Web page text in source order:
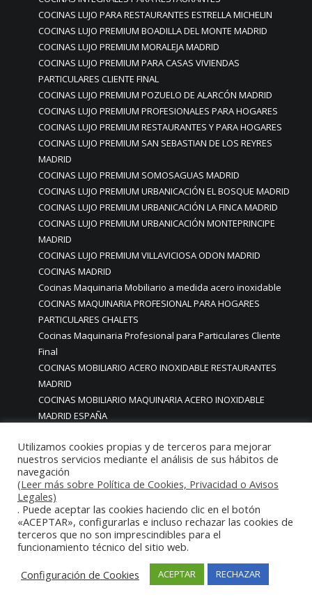
COCINAS LUJO PARA RESTAURANTES ESTRELLA MICHELIN
COCINAS LUJO PREMIUM BOADILLA DEL MONTE MADRID
COCINAS LUJO PREMIUM MORALEJA MADRID
COCINAS LUJO PREMIUM PARA CASAS VIVIENDAS
PARTICULARES CLIENTE FINAL
COCINAS LUJO PREMIUM POZUELO DE ALARCÓN MADRID
COCINAS LUJO PREMIUM PROFESIONALES PARA HOGARES
COCINAS LUJO PREMIUM RESTAURANTES Y PARA HOGARES
COCINAS LUJO PREMIUM SAN SEBASTIAN DE LOS REYRES
MADRID
COCINAS LUJO PREMIUM SOMOSAGUAS MADRID
COCINAS LUJO PREMIUM URBANICACIÓN EL BOSQUE MADRID
COCINAS LUJO PREMIUM URBANICACIÓN LA FINCA MADRID
COCINAS LUJO PREMIUM URBANICACIÓN MONTEPRINCIPE
MADRID
COCINAS LUJO PREMIUM VILLAVICIOSA ODON MADRID
COCINAS MADRID
Cocinas Maquinaria Mobiliario a medida acero inoxidable
COCINAS MAQUINARIA PROFESIONAL PARA HOGARES
PARTICULARES CHALETS
Cocinas Maquinaria Profesional para Particulares Cliente
Final
COCINAS MOBILIARIO ACERO INOXIDABLE RESTAURANTES
MADRID
COCINAS MOBILIARIO MAQUINARIA ACERO INOXIDABLE
MADRID ESPAÑA
PARTICULARES CASAS CHALETS PISOS HOGARES
COCINAS MOBILIARIO MAQUINARIA PARA CHALETS CASAS
COCINAS MOBILIARIO MAQUINARIA RESTAURANTES
cocinas mobiliario para furgonetas restaurante
COCINAS MOBILIARIO PERSONALIZADO MADRID
COCINAS MODERNAS
COCINAS MODERNAS BONITAS CON MOBILIARIO DE ACERO
COCINAS MODERNAS BONITAS EN MADRID
Utilizamos cookies propias y de terceros para mejorar
nuestros servicios mediante el análisis de sus hábitos de
navegación
(Leer más sobre Política de Cookies, Privacidad o Avisos
Legales)
. Puede aceptar las cookies haciendo clic en el botón
«ACEPTAR», configurarlas e incluso rechazar las cookies de
terceros que no son imprescindibles para el
funcionamiento técnico del sitio web.
Configuración de Cookies
ACEPTAR RECHAZAR